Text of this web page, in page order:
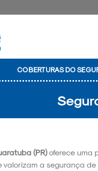
COBERTURAS DO
(PR)oferece uma
a segurança de